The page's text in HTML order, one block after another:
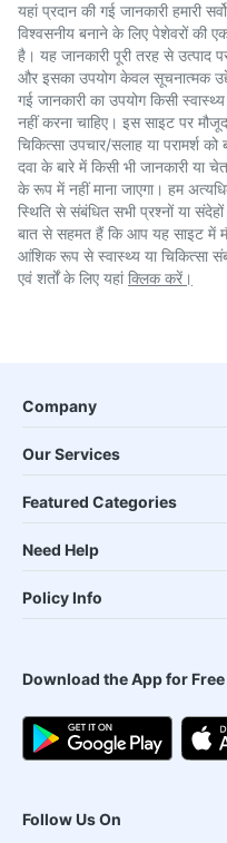
यहां प्रदान की गई जानकारी हमारी
विश्वसनीय बनाने के लिए पेशेवरों की एक
है। यह जानकारी पूरी तरह से उत्पाद
और इसका उपयोग केवल सूचनात्मक
गई जानकारी का उपयोग किसी
नहीं करना चाहिए। इस साइट पर
चिकित्सा उपचार/सलाह या परामर्श
दवा के बारे में किसी भी जानकारी या
के रूप में नहीं माना जाएगा। हम
स्थिति से संबंधित सभी प्रश्नों या
बात से सहमत हैं कि आप यह साइट में
आंशिक रूप से स्वास्थ्य या चिकित्सा
एवं शर्तों के लिए यहांक्लिक करें।
Company
Our Services
Featured Categories
Need Help
Policy Info
Download the App for Free
Follow Us On